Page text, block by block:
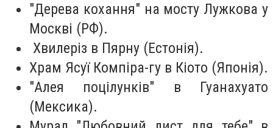
"Дерева кохання" на мосту Лужкова у
Москві (РФ).
Хвилеріз в Пярну (Естонія).
Храм Ясуї Компіра-гу в Кіото (Японія).
"Алея поцілунків" в Гуанахуато
(Мексика).